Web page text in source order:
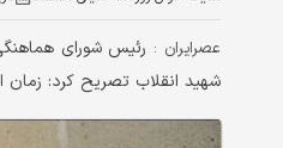
عصرایران : رئیس شورای
شهید انقلاب تصریح کرد: